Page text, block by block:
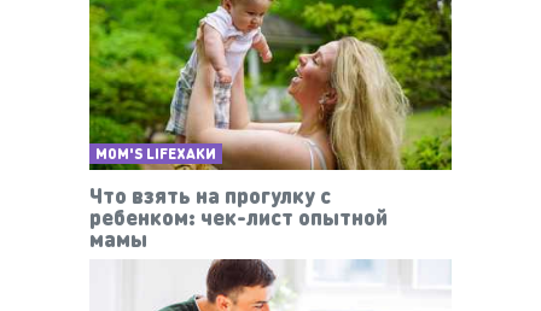
MOM'S LIFEХАКИ
Что взять на прогулку с
ребенком: чек-лист опытной
мамы